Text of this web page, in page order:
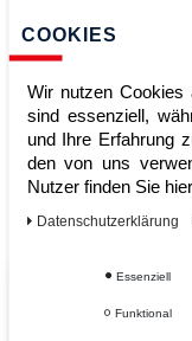
ZUM
Sofort
Kauf auf
COOKIES
Wir nutzen Cookies
sind essenziell,
und Ihre Erfahrung
den von uns
Nutzer finden Sie
Daten­schutz­erklärung
Essenziell
Funktional